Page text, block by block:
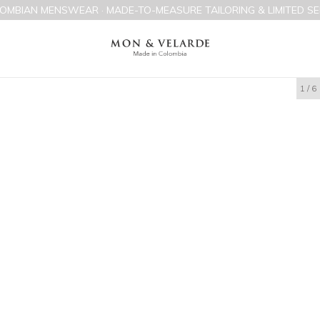
MENSWEAR · MADE-TO-MEASURE TAILORING & LIMITED
1 / 6